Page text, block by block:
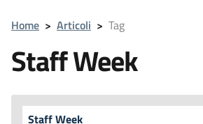
Home > Articoli > Tag
Staff Week